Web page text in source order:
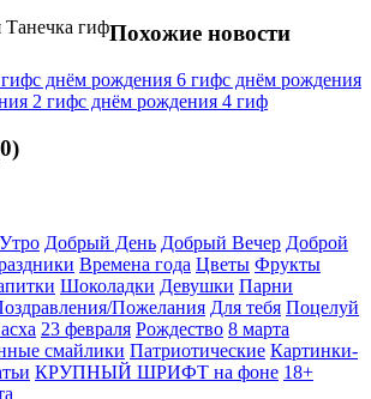
Похожие новости
с днём рождения 6 гифс днём рождения
2 гифс днём рождения 4 гиф
Добрый День Добрый Вечер Доброй
Времена года Цветы Фрукты
Шоколадки Девушки Парни
Пожелания Для тебя Поцелуй
23 февраля Рождество 8 марта
смайлики Патриотические Картинки-
КРУПНЫЙ ШРИФТ на фоне 18+